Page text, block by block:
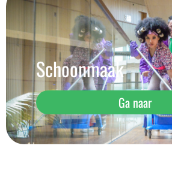
Schoonmaak
Ga naar